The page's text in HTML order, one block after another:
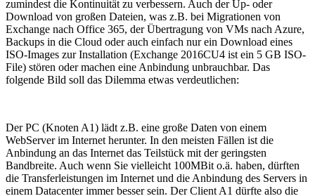
zumindest die Kontinuität zu verbessern. Auch der Up- oder
Download von großen Dateien, was z.B. bei Migrationen von
Exchange nach Office 365, der Übertragung von VMs nach Azure,
Backups in die Cloud oder auch einfach nur ein Download eines
ISO-Images zur Installation (Exchange 2016CU4 ist ein 5 GB ISO-
File) stören oder machen eine Anbindung unbrauchbar. Das
folgende Bild soll das Dilemma etwas verdeutlichen:
Der PC (Knoten A1) lädt z.B. eine große Daten von einem
WebServer im Internet herunter. In den meisten Fällen ist die
Anbindung an das Internet das Teilstück mit der geringsten
Bandbreite. Auch wenn Sie vielleicht 100MBit o.ä. haben, dürften
die Transferleistungen im Internet und die Anbindung des Servers in
einem Datacenter immer besser sein. Der Client A1 dürfte also die